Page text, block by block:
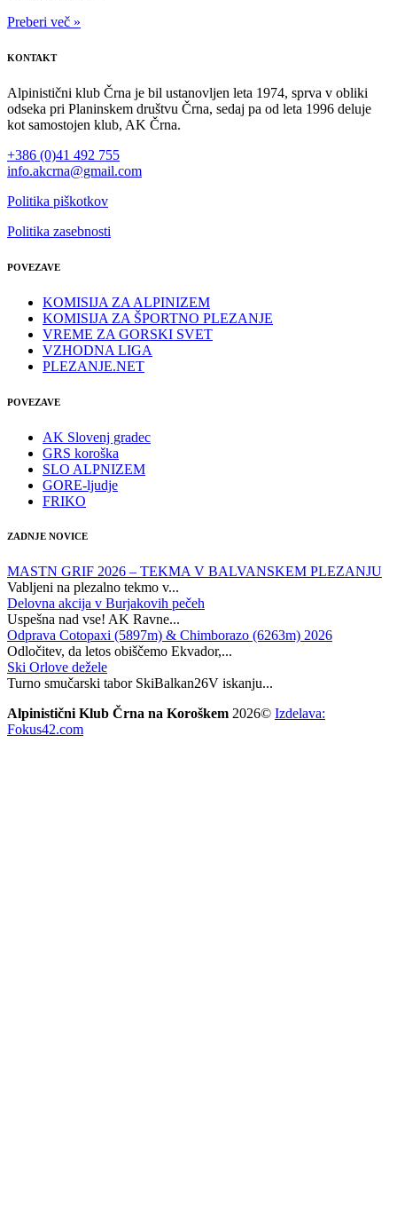
Preberi več »
KONTAKT
Alpinistični klub Črna je bil ustanovljen leta 1974, sprva v obliki
odseka pri Planinskem društvu Črna, sedaj pa od leta 1996 deluje
kot samostojen klub, AK Črna.
+386 (0)41 492 755
info.akcrna@gmail.com
Politika piškotkov
Politika zasebnosti
POVEZAVE
KOMISIJA ZA ALPINIZEM
KOMISIJA ZA ŠPORTNO PLEZANJE
VREME ZA GORSKI SVET
VZHODNA LIGA
PLEZANJE.NET
POVEZAVE
AK Slovenj gradec
GRS koroška
SLO ALPNIZEM
GORE-ljudje
FRIKO
ZADNJE NOVICE
MASTN GRIF 2026 – TEKMA V BALVANSKEM PLEZANJU
Vabljeni na plezalno tekmo v...
Delovna akcija v Burjakovih pečeh
Uspešna nad vse! AK Ravne...
Odprava Cotopaxi (5897m) & Chimborazo (6263m) 2026
Odločitev, da letos obiščemo Ekvador,...
Ski Orlove dežele
Turno smučarski tabor SkiBalkan26V iskanju...
Alpinistični Klub Črna na Koroškem 2026© Izdelava:
Fokus42.com